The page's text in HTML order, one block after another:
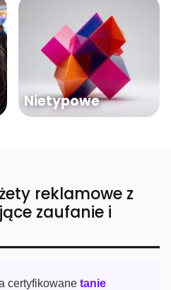
Nietypowe
reklamowe z
zaufanie i
certyfikowane tanie